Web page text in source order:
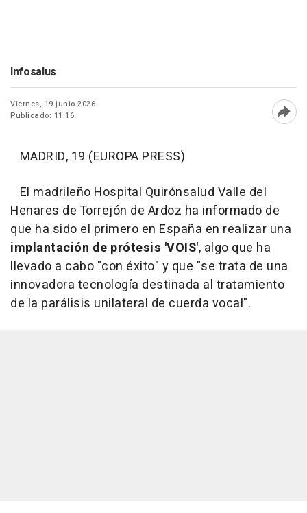
Infosalus
Viernes, 19 junio 2026
Publicado: 11:16
MADRID, 19 (EUROPA PRESS)
El madrileño Hospital Quirónsalud Valle del
Henares de Torrejón de Ardoz ha informado de
que ha sido el primero en España en realizar una
implantación de prótesis 'VOIS', algo que ha
llevado a cabo "con éxito" y que "se trata de una
innovadora tecnología destinada al tratamiento
de la parálisis unilateral de cuerda vocal".